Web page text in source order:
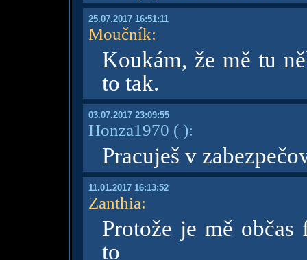
25.07.2017 16:51:11
Moučník:
Koukám, že mě tu
to tak.
03.07.2017 23:09:55
Honza1970 ( ):
Pracuješ v
11.01.2017 16:13:52
Zanthia:
Protože je mě občas
to